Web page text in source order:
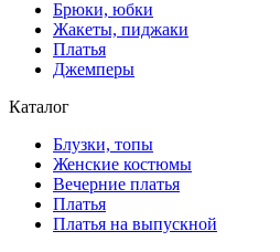
Брюки, юбки
Жакеты, пиджаки
Платья
Джемперы
Каталог
Блузки, топы
Женские костюмы
Вечерние платья
Платья
Платья на выпускной